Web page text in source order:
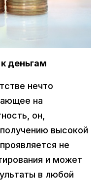
деньгам
нечто
на
он,
высокой
не
и может
в любой